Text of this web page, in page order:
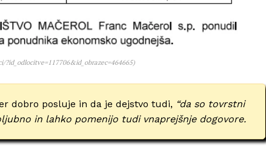
dobro posluje in da je dejstvo tudi, “da so tovrstni
in lahko pomenijo tudi vnaprejšnje dogovore.